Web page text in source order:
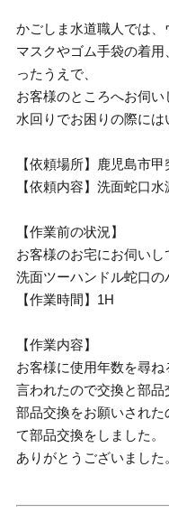
かごしま水道職人では
マスクやゴム手袋の着
ったうえで、
お客様のところへお伺い
水回りでお困りの際には
【依頼場所】鹿児島市甲
【依頼内容】洗面蛇口水
【作業前の状況】
お客様のお宅にお伺いし
洗面ツーハンドル蛇口の
【作業時間】1H
【作業内容】
お客様に使用年数を尋
言われたので交換と部品
部品交換をお願いされ
て部品交換をしました。
ありがとうございました